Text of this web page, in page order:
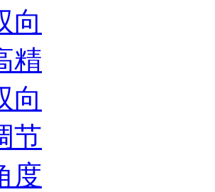
向
精
向
节
度